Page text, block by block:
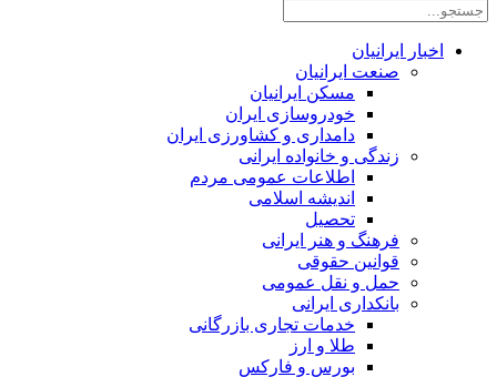
اخبار ایرانیان
صنعت ایرانیان
مسکن ایرانیان
خودروسازی ایران
دامداری و کشاورزی ایران
زندگی و خانواده ایرانی
اطلاعات عمومی مردم
اندیشه اسلامی
تحصیل
فرهنگ و هنر ایرانی
قوانین حقوقی
حمل و نقل عمومی
بانکداری ایرانی
خدمات تجاری بازرگانی
طلا و ارز
بورس و فارکس